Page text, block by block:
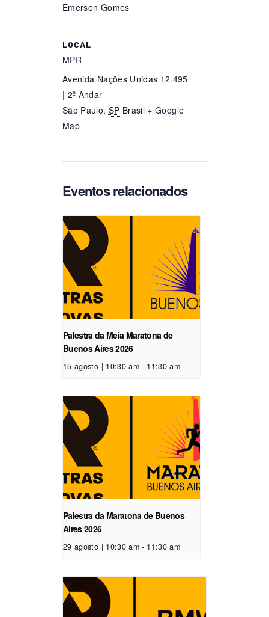
LOCAL
MPR
Avenida Nações Unidas 12.495
| 2º Andar
São Paulo, SP Brasil + Google
Map
Emerson Gomes
Eventos relacionados
Palestra da Meia Maratona de
Buenos Aires 2026
15 agosto | 10:30 am - 11:30 am
Palestra da Maratona de Buenos
Aires 2026
29 agosto | 10:30 am - 11:30 am